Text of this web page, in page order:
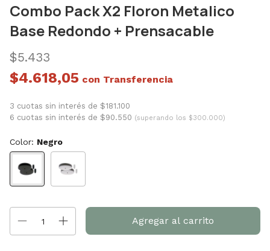
Combo Pack X2 Floron Metalico
Base Redondo + Prensacable
$5.433
$4.618,05 con
3 cuotas sin interés de $181.100
6 cuotas sin interés de $90.550 (superando los $300.000)
Color: Negro